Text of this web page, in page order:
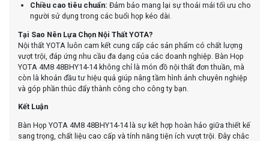
Chiều cao tiêu chuẩn: Đảm bảo mang lại sự thoải mái tối ưu cho
người sử dụng trong các buổi họp kéo dài.
Tại Sao Nên Lựa Chọn Nội Thất YOTA?
Nội thất YOTA luôn cam kết cung cấp các sản phẩm có chất lượng
vượt trội, đáp ứng nhu cầu đa dạng của các doanh nghiệp. Bàn Họp
YOTA 4M8 48BHY14-14 không chỉ là món đồ nội thất đơn thuần, mà
còn là khoản đầu tư hiệu quả giúp nâng tầm hình ảnh chuyên nghiệp
và góp phần thúc đẩy thành công cho công ty bạn.
Kết Luận
Bàn Họp YOTA 4M8 48BHY14-14 là sự kết hợp hoàn hảo giữa thiết kế
sang trọng, chất liệu cao cấp và tính năng tiện ích vượt trội. Đây chắc